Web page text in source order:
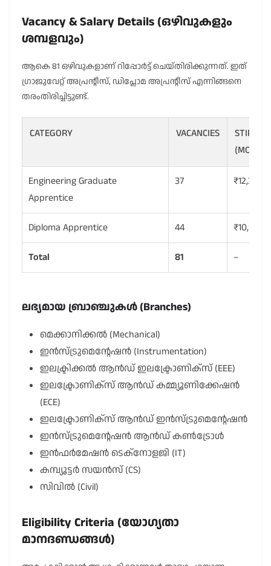
Vacancy & Salary Details (ഒഴിവുകളും
ശമ്പളവും)
ആകെ 81 ഒഴിവുകളാണ് റിപ്പോർട്ട് ചെയ്തിരിക്കുന്നത്. ഇത്
ഗ്രാജുവേറ്റ് അപ്രന്റീസ്, ഡിപ്ലോമ അപ്രന്റീസ് എന്നിങ്ങനെ
തരംതിരിച്ചിട്ടുണ്ട്.
CATEGORY VACANCIES
STIPEND
Engineering Graduate
Apprentice
37 ₹12,300
Diploma Apprentice 44 ₹10,900
Total 81 –
ലഭ്യമായ ബ്രാഞ്ചുകൾ (Branches)
മെക്കാനിക്കൽ (Mechanical)
ഇൻസ്ട്രുമെന്റേഷൻ (Instrumentation)
ഇലക്ട്രിക്കൽ ആൻഡ് ഇലക്ട്രോണിക്സ് (EEE)
ഇലക്ട്രോണിക്സ് ആൻഡ് കമ്മ്യൂണിക്കേഷൻ
(ECE)
ഇലക്ട്രോണിക്സ് ആൻഡ് ഇൻസ്ട്രുമെന്റേഷൻ
ഇൻസ്ട്രുമെന്റേഷൻ ആൻഡ് കൺട്രോൾ
ഇൻഫർമേഷൻ ടെക്നോളജി (IT)
കമ്പ്യൂട്ടർ സയൻസ് (CS)
സിവിൽ (Civil)
Eligibility Criteria (യോഗ്യതാ
മാനദണ്ഡങ്ങൾ)